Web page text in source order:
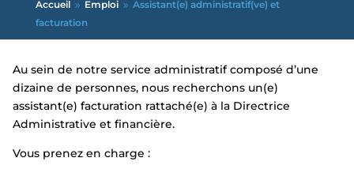
Accueil 9 Emploi 9 Assistant(e) administratif(ve) et
facturation
Au sein de notre service administratif composé d’une
dizaine de personnes, nous recherchons un(e)
assistant(e) facturation rattaché(e) à la Directrice
Administrative et financière.
Vous prenez en charge :